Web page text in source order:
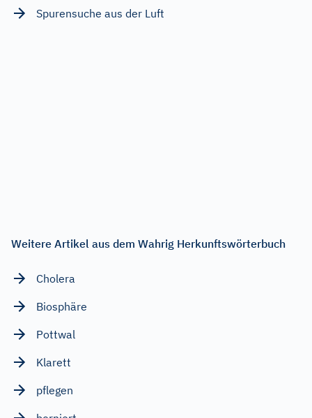
Spurensuche aus der Luft
Weitere Artikel aus dem Wahrig Herkunftswörterbuch
Cholera
Biosphäre
Pottwal
Klarett
pflegen